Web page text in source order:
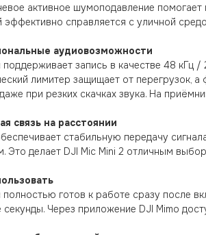
активное шумоподавление
эффективно справляется с уличной
аудиовозможности
запись в качестве 48 кГц
лимитер защищает от перегрузок,
при резких скачках звука. На
связь на расстоянии
стабильную передачу
Это делает DJI Mic Mini 2 отличным
готов к работе сразу после
секунды. Через приложение DJI Mimo